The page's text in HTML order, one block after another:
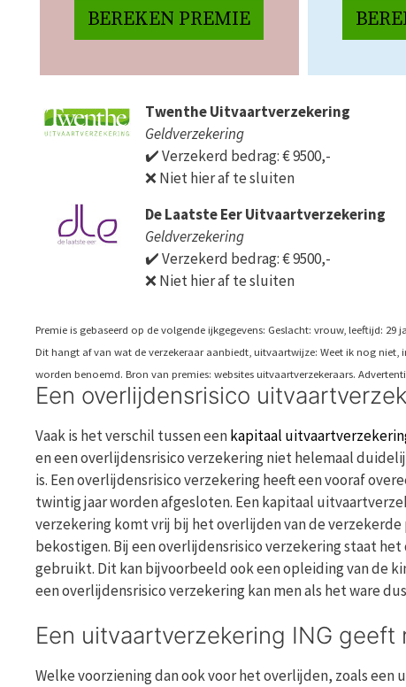
BEREKEN PREMIE
Twenthe Uitvaartverzekering
Geldverzekering
✔️ Verzekerd bedrag: € 9500,-
❌ Niet hier af te sluiten
De Laatste Eer Uitvaartverzekering
Geldverzekering
✔️ Verzekerd bedrag: € 9500,-
❌ Niet hier af te sluiten
Premie is gebaseerd op de volgende ijkgegevens: Geslacht: vrouw, leeftijd:
Dit hangt af van wat de verzekeraar aanbiedt, uitvaartwijze: Weet ik nog
worden benoemd. Bron van premies: websites uitvaartverzekeraars.
Een overlijdensrisico
Vaak is het verschil tussen eenkapitaal
en een overlijdensrisico verzekering niet helemaal
is. Een overlijdensrisico verzekering heeft een vooraf
twintig jaar worden afgesloten. Een kapitaal
verzekering komt vrij bij het overlijden van de
bekostigen. Bij een overlijdensrisico verzekering staat
gebruikt. Dit kan bijvoorbeeld ook een opleiding van de
een overlijdensrisico verzekering kan men als het ware
Een uitvaartverzekering ING geeft
Welke voorziening dan ook voor het overlijden, zoals